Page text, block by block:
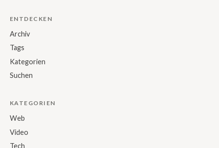
ENTDECKEN
Archiv
Tags
Kategorien
Suchen
KATEGORIEN
Web
Video
Tech